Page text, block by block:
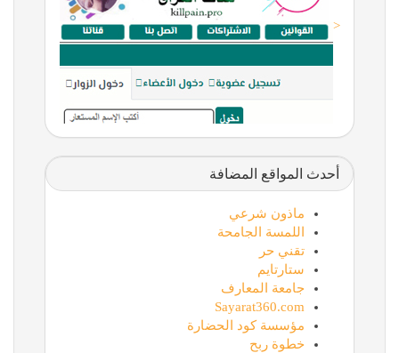
<
أحدث المواقع المضافة
ماذون شرعي
اللمسة الجامحة
تقني حر
ستارتايم
جامعة المعارف
Sayarat360.com
مؤسسة كود الحضارة
خطوة ربح